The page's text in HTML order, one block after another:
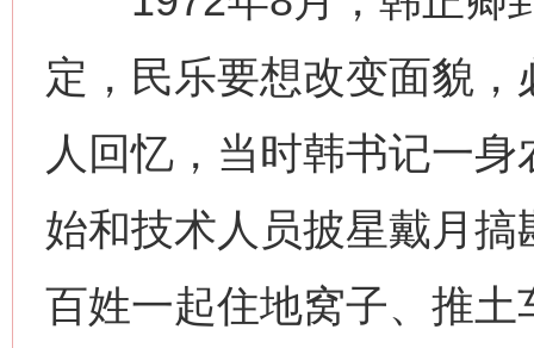
定，民乐要想改变面貌
人回忆，当时韩书记一
始和技术人员披星戴月
百姓一起住地窝子、推